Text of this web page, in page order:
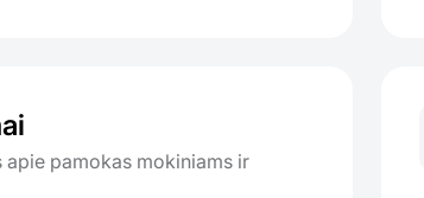
pamokas mokiniams ir